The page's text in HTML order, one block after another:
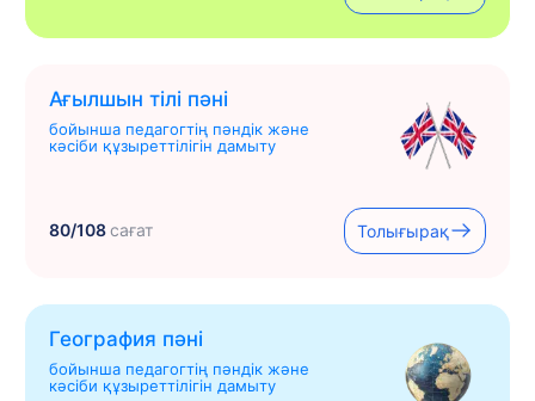
Ағылшын тілі пәні
бойынша педагогтің пәндік және
кәсіби құзыреттілігін дамыту
80/108сағат Толығырақ
География пәні
бойынша педагогтің пәндік және
кәсіби құзыреттілігін дамыту